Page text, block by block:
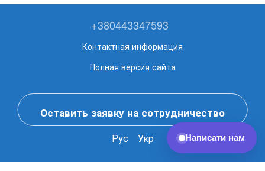
+380443347593
Контактная информация
Полная версия сайта
Оставить заявку на сотрудничество
Рус Укр